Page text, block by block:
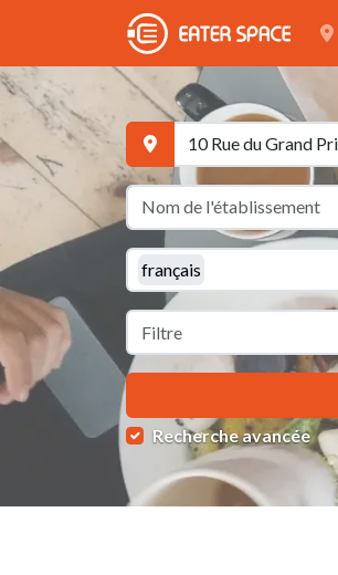
français
Recherche avancée